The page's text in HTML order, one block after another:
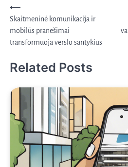
Navigacija
tarp
įrašų
⟵
Skaitmeninė komunikacija ir
mobilūs pranešimai
transformuoja verslo santykius
Related Posts